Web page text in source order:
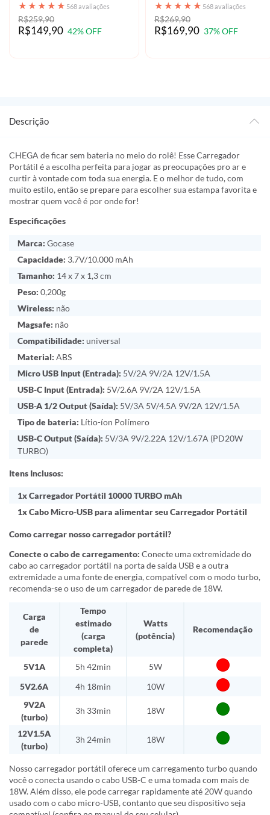
★ ★ ★ ★ ★ 568 avaliações
R$259,90
R$149,90 42% OFF
★ ★ ★ ★ ★ 568 avaliações
R$269,90
R$169,90 37% OFF
Descrição
CHEGA de ficar sem bateria no meio do rolê! Esse Carregador
Portátil é a escolha perfeita para jogar as preocupações pro ar e
curtir à vontade com toda sua energia. E o melhor de tudo, com
muito estilo, então se prepare para escolher sua estampa favorita e
mostrar quem você é por onde for!
Especificações
Marca: Gocase
Capacidade: 3.7V/10.000 mAh
Tamanho: 14 x 7 x 1,3 cm
Peso: 0,200g
Wireless: não
Magsafe: não
Compatibilidade: universal
Material: ABS
Micro USB Input (Entrada): 5V/2A 9V/2A 12V/1.5A
USB-C Input (Entrada): 5V/2.6A 9V/2A 12V/1.5A
USB-A 1/2 Output (Saída): 5V/3A 5V/4.5A 9V/2A 12V/1.5A
Tipo de bateria: Lítio-íon Polímero
USB-C Output (Saída): 5V/3A 9V/2.22A 12V/1.67A (PD20W
TURBO)
Itens Inclusos:
1x Carregador Portátil 10000 TURBO mAh
1x Cabo Micro-USB para alimentar seu Carregador Portátil
Como carregar nosso carregador portátil?
Conecte o cabo de carregamento: Conecte uma extremidade do
cabo ao carregador portátil na porta de saída USB e a outra
extremidade a uma fonte de energia, compatível com o modo turbo,
recomenda-se o uso de um carregador de parede de 18W.
Carga
de
parede
Tempo
estimado
(carga
completa)
Watts
(potência)
Recomendação
5V1A 5h 42min
5W
5V2.6A
4h 18min
10W
9V2A
(turbo)
3h 33min 18W
12V1.5A
(turbo)
3h 24min 18W
Nosso carregador portátil oferece um carregamento turbo quando
você o conecta usando o cabo USB-C e uma tomada com mais de
18W. Além disso, ele pode carregar rapidamente até 20W quando
usado com o cabo micro-USB, contanto que seu dispositivo seja